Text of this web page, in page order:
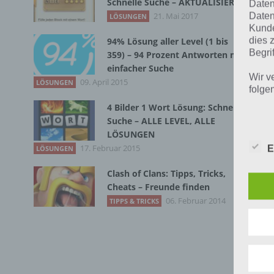
4.
5.
6.
LÖSUNGEN 21. Mai 2017
94% Lösung aller Level (1 bis
359) – 94 Prozent Antworten mit
einfacher Suche
LÖSUNGEN 09. April 2015
4 Bilder 1 Wort Lösung: Schnelle
Suche – ALLE LEVEL, ALLE
LÖSUNGEN
LÖSUNGEN 17. Februar 2015
Clash of Clans: Tipps, Tricks,
Cheats – Freunde finden
TIPPS & TRICKS 06. Februar 2014
dies
Wir